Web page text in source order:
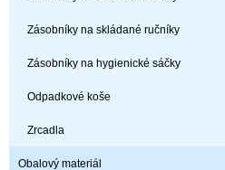
Zásobníky na skládané ručníky
Zásobníky na hygienické sáčky
Odpadkové koše
Zrcadla
Obalový materiál